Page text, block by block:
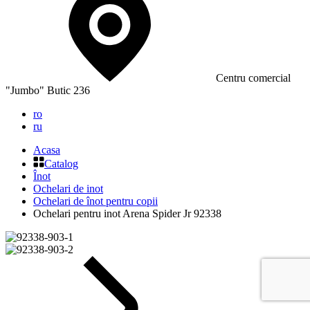
Сentru comercial
"Jumbo" Butic 236
ro
ru
Acasa
Catalog
Înot
Ochelari de inot
Ochelari de înot pentru copii
Ochelari pentru inot Arena Spider Jr 92338